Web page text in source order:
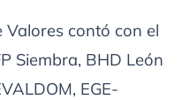
Valores contó con el
Siembra, BHD León
EGE-